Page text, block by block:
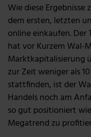
Wie diese
dem ersten, letzten
online einkaufen. Der
hat vor Kurzem Wal-
Marktkapitalisierung
zur Zeit weniger als
stattfinden, ist der
Handels noch am
so gut positioniert
Megatrend zu